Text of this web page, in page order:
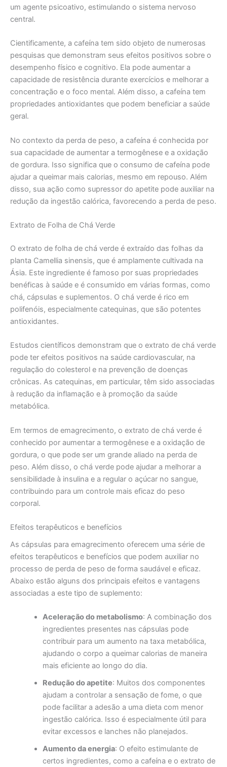
um agente psicoativo, estimulando o sistema nervoso
central.
Cientificamente, a cafeína tem sido objeto de numerosas
pesquisas que demonstram seus efeitos positivos sobre o
desempenho físico e cognitivo. Ela pode aumentar a
capacidade de resistência durante exercícios e melhorar a
concentração e o foco mental. Além disso, a cafeína tem
propriedades antioxidantes que podem beneficiar a saúde
geral.
No contexto da perda de peso, a cafeína é conhecida por
sua capacidade de aumentar a termogênese e a oxidação
de gordura. Isso significa que o consumo de cafeína pode
ajudar a queimar mais calorias, mesmo em repouso. Além
disso, sua ação como supressor do apetite pode auxiliar na
redução da ingestão calórica, favorecendo a perda de peso.
Extrato de Folha de Chá Verde
O extrato de folha de chá verde é extraído das folhas da
planta Camellia sinensis, que é amplamente cultivada na
Ásia. Este ingrediente é famoso por suas propriedades
benéficas à saúde e é consumido em várias formas, como
chá, cápsulas e suplementos. O chá verde é rico em
polifenóis, especialmente catequinas, que são potentes
antioxidantes.
Estudos científicos demonstram que o extrato de chá verde
pode ter efeitos positivos na saúde cardiovascular, na
regulação do colesterol e na prevenção de doenças
crônicas. As catequinas, em particular, têm sido associadas
à redução da inflamação e à promoção da saúde
metabólica.
Em termos de emagrecimento, o extrato de chá verde é
conhecido por aumentar a termogênese e a oxidação de
gordura, o que pode ser um grande aliado na perda de
peso. Além disso, o chá verde pode ajudar a melhorar a
sensibilidade à insulina e a regular o açúcar no sangue,
contribuindo para um controle mais eficaz do peso
corporal.
Efeitos terapêuticos e benefícios
As cápsulas para emagrecimento oferecem uma série de
efeitos terapêuticos e benefícios que podem auxiliar no
processo de perda de peso de forma saudável e eficaz.
Abaixo estão alguns dos principais efeitos e vantagens
associadas a este tipo de suplemento:
Aceleração do metabolismo: A combinação dos
ingredientes presentes nas cápsulas pode
contribuir para um aumento na taxa metabólica,
ajudando o corpo a queimar calorias de maneira
mais eficiente ao longo do dia.
Redução do apetite: Muitos dos componentes
ajudam a controlar a sensação de fome, o que
pode facilitar a adesão a uma dieta com menor
ingestão calórica. Isso é especialmente útil para
evitar excessos e lanches não planejados.
Aumento da energia: O efeito estimulante de
certos ingredientes, como a cafeína e o extrato de